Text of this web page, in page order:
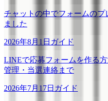
チャットの中でフォームのプ
ました
2026年8月1日 ガイド
LINEで応募フォームを作る
管理・当選連絡まで
2026年7月17日 ガイド